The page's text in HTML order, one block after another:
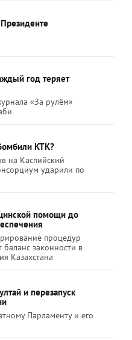
год теряет
«За рулём»
КТК?
на Каспийский
ударили по
помощи до
процедур
законности в
Казахстана
и перезапуск
Парламенту и его